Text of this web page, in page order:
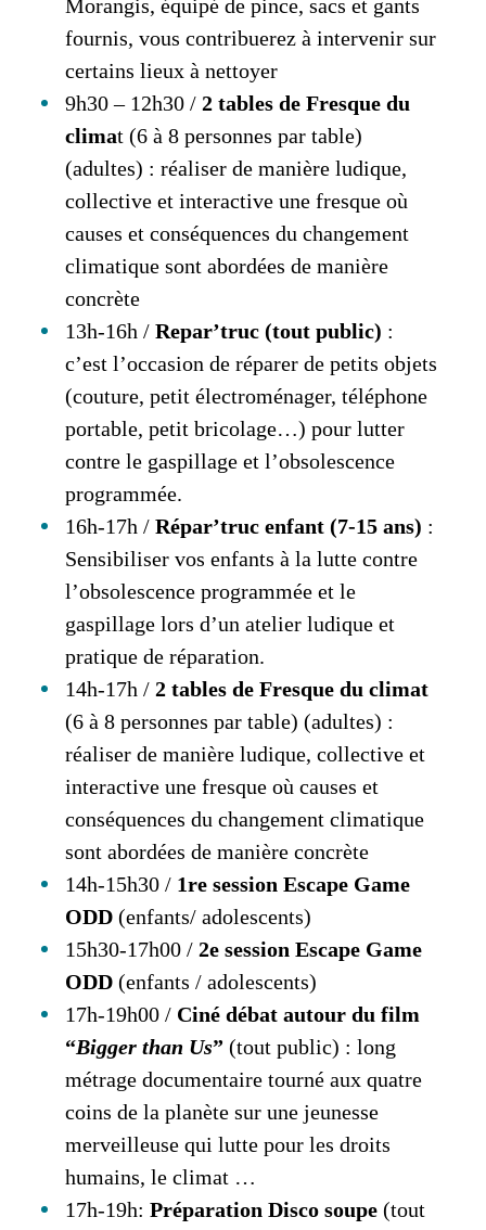
Morangis, équipé de pince, sacs et gants
fournis, vous contribuerez à intervenir sur
certains lieux à nettoyer
9h30 – 12h30 / 2 tables de Fresque du
climat (6 à 8 personnes par table)
(adultes) : réaliser de manière ludique,
collective et interactive une fresque où
causes et conséquences du changement
climatique sont abordées de manière
concrète
13h-16h / Repar’truc (tout public) :
c’est l’occasion de réparer de petits objets
(couture, petit électroménager, téléphone
portable, petit bricolage…) pour lutter
contre le gaspillage et l’obsolescence
programmée.
16h-17h / Répar’truc enfant (7-15 ans) :
Sensibiliser vos enfants à la lutte contre
l’obsolescence programmée et le
gaspillage lors d’un atelier ludique et
pratique de réparation.
14h-17h / 2 tables de Fresque du climat
(6 à 8 personnes par table) (adultes) :
réaliser de manière ludique, collective et
interactive une fresque où causes et
conséquences du changement climatique
sont abordées de manière concrète
14h-15h30 / 1re session Escape Game
ODD (enfants/ adolescents)
15h30-17h00 / 2e session Escape Game
ODD (enfants / adolescents)
17h-19h00 / Ciné débat autour du film
“Bigger than Us” (tout public) : long
métrage documentaire tourné aux quatre
coins de la planète sur une jeunesse
merveilleuse qui lutte pour les droits
humains, le climat …
17h-19h: Préparation Disco soupe (tout